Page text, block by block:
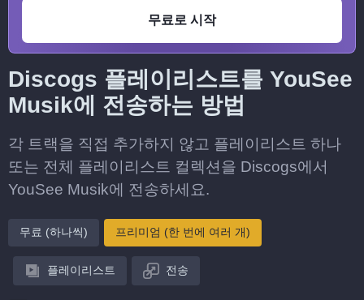
무료로 시작
Discogs 플레이리스트를 YouSee
Musik에 전송하는 방법
각 트랙을 직접 추가하지 않고 플레이리스트 하나
또는 전체 플레이리스트 컬렉션을 Discogs에서
YouSee Musik에 전송하세요.
무료 (하나씩) 프리미엄 (한 번에 여러 개)
플레이리스트 전송